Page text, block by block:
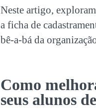
Neste artigo,
a ficha de
bê-a-bá da
Como
seus alunos